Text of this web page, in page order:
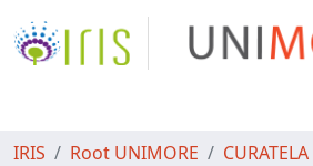
IRIS Root UNIMORE CURATELA